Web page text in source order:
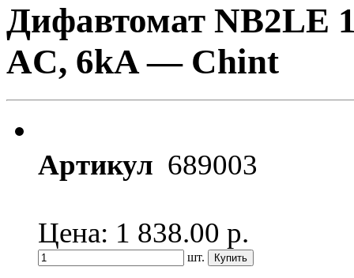
Дифавтомат NB2LE
AС, 6kA — Chint
Артикул 689003
Цена: 1 838.00 р.
шт.